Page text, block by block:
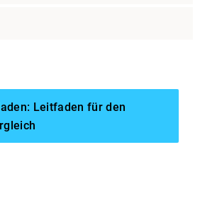
Leitfaden für den